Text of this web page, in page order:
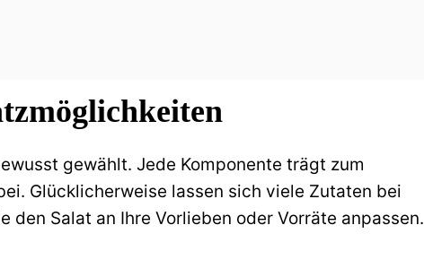
gewählt. Jede Komponente trägt zum
Glücklicherweise lassen sich viele Zutaten bei
den Salat an Ihre Vorlieben oder Vorräte anpassen.